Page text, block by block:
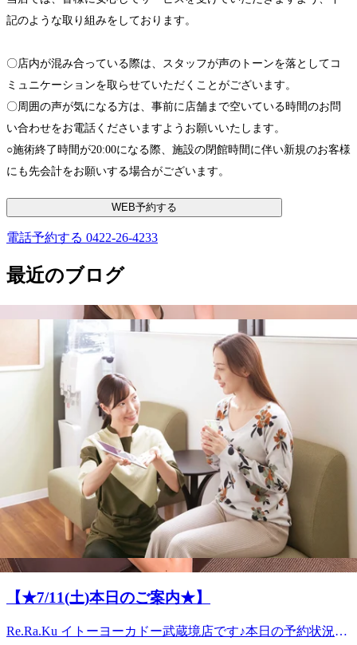
記のような取り組みをしております。
〇店内が混み合っている際は、スタッフが声のトーンを落としてコ
ミュニケーションを取らせていただくことがございます。
〇周囲の声が気になる方は、事前に店舗まで空いている時間のお問
い合わせをお電話くださいますようお願いいたします。
○施術終了時間が20:00になる際、施設の閉館時間に伴い新規のお客様
にも先会計をお願いする場合がございます。
WEB予約する
電話予約する 0422-26-4233
最近のブログ
【本日7/16(木)本日のご案内★】
Re.Ra.Ku イトーヨーカドー武蔵境店です♪本日の予約状況を
ご案内させて頂きます。【本日7/16(木)のご案内状況】16:40
～19:40上記の時間でご案内出来ます!!(最終受付20:20)本日も
ジメジメとした暑さの中、皆さまいかがお過ごしでしょう
か?熱中症にも気をつけながらも、普段から溜まっているお
身体のお疲れを一緒に改善していきませんか！ 全ての皆さ
まに安心・快適なサービスを提供出来ますよう、スタッフ一
同、心を込めて努めさせて頂きます。当店では、皆様に安心
してサービスを受けていただきますよう、下記のような取り
組みをしております。〇店内が混み合っている際は、スタッ
フが声のトーンを落としてコミュニケーションを取らせてい
ただくことがございます。〇周囲の声が気になる方は、事前
に店舗まで空いている時間のお問い合わせをお電話ください
ますようお願いいたします。○施術終了時間が20:00になる
する場合がございます。
2026.07.16
夏のお疲れを撃退しませんか？
こんにちはRe.Ra.Ku イトーヨーカドー武蔵境です。関東も
ほぼ梅雨があけたくらい、カラっとしていますね。皆様の体
調はいかがでしょうか？この季節は、軽装になるので物理的
にお身体の負担が軽減。筋肉も柔らかくなる傾向がありま
す。それでも疲労感が勝手になくなるわけではありません。
ストレッチ、運動、食事習慣の基本的なケアが大切ですねｂ
疲れているとそもそもセルフケアのやる気が出ないこともあ
ります。まずは筋肉の硬さをほどいて元気を取り戻してから
のケアがおすすめですよ♪そして本日もまだ空きがございま
す。皆様のご来店を心よりお待ちしております！
2026.07.15
酷暑になる前にメンテナンスはいかがでしょう
か？
Re.Ra.Ku イトーヨーカドー武蔵境店です♪梅雨がほぼ明け
て、酷暑まではいかないくらいの暑さまだ比較的涼しい内に
ボディケアはいかがでしょう？本日もまだ空きがございま
す！お疲れの方は今日がメンテナンス日です♪ご来店、お待
ちしております。
2026.07.13
【★7/11(土)本日のご案内★】
Re.Ra.Ku イトーヨーカドー武蔵境店です♪本日の予約状況を